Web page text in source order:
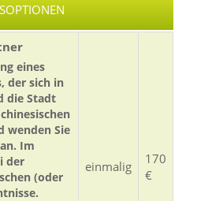
eines
der sich in
die Stadt
wenden Sie
Im
der
(oder
einmalig
170
€